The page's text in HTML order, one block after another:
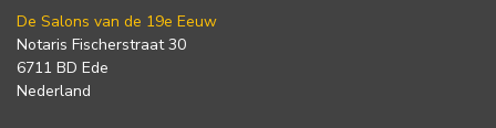
De Salons van de 19e Eeuw
Notaris Fischerstraat 30
6711 BD Ede
Nederland